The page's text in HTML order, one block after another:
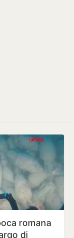
romana
di